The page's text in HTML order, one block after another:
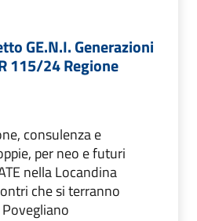
GE.N.I. Generazioni
115/24 Regione
consulenza e
per neo e futuri
nella Locandina
che si terranno